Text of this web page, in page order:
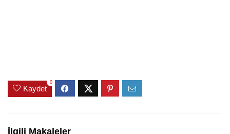
Kaydet
0
İlgili Makaleler